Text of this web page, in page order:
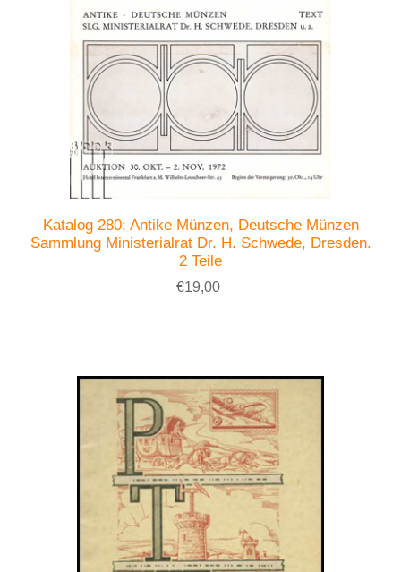
Katalog 280: Antike Münzen, Deutsche Münzen
Sammlung Ministerialrat Dr. H. Schwede, Dresden.
2 Teile
€19,00